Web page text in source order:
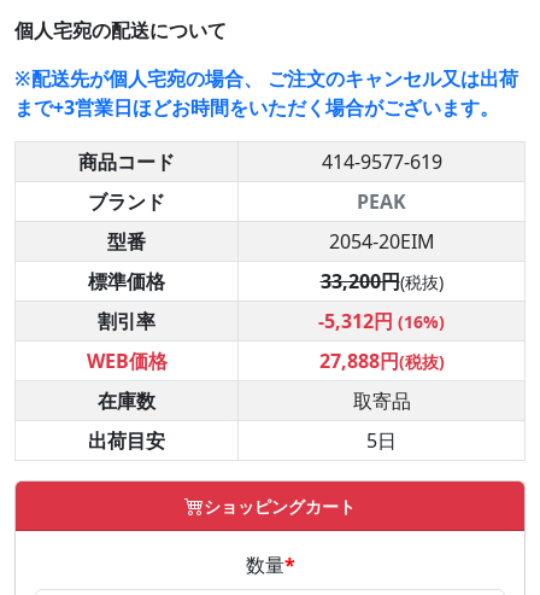
個人宅宛の配送について
※配送先が個人宅宛の場合、 ご注文のキャンセル又は出荷
まで+3営業日ほどお時間をいただく場合がございます。
商品コード
414-9577-619
ブランド
PEAK
型番
2054-20EIM
標準価格
33,200円(税抜)
割引率 -5,312円 (16%)
WEB価格 27,888円(税抜)
在庫数
取寄品
出荷目安
5日
ショッピングカート
数量*